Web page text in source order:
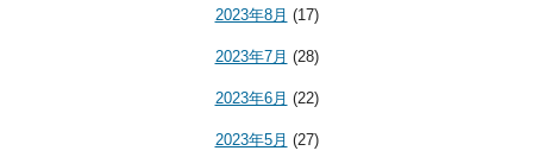
2023年8月 (17)
2023年7月 (28)
2023年6月 (22)
2023年5月 (27)